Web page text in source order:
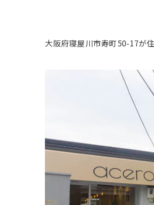
大阪府寝屋川市寿町50-17が住